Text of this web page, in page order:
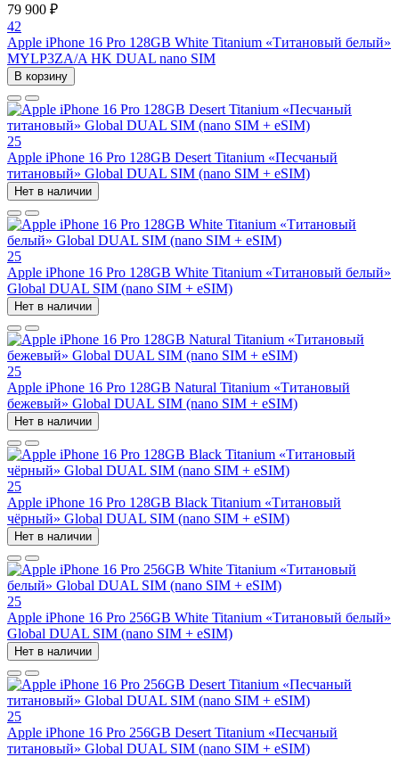
79 900 ₽
42
Apple iPhone 16 Pro 128GB White Titanium «Титановый белый»
MYLP3ZA/A HK DUAL nano SIM
В корзину
25
Apple iPhone 16 Pro 128GB Desert Titanium «Песчаный
титановый» Global DUAL SIM (nano SIM + eSIM)
Нет в наличии
25
Apple iPhone 16 Pro 128GB White Titanium «Титановый белый»
Global DUAL SIM (nano SIM + eSIM)
Нет в наличии
25
Apple iPhone 16 Pro 128GB Natural Titanium «Tитановый
бежевый» Global DUAL SIM (nano SIM + eSIM)
Нет в наличии
25
Apple iPhone 16 Pro 128GB Black Titanium «Титановый
чёрный» Global DUAL SIM (nano SIM + eSIM)
Нет в наличии
25
Apple iPhone 16 Pro 256GB White Titanium «Титановый белый»
Global DUAL SIM (nano SIM + eSIM)
Нет в наличии
25
Apple iPhone 16 Pro 256GB Desert Titanium «Песчаный
титановый» Global DUAL SIM (nano SIM + eSIM)